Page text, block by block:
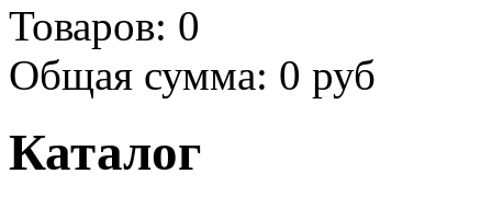
Товаров: 0
Общая сумма: 0 руб
Каталог